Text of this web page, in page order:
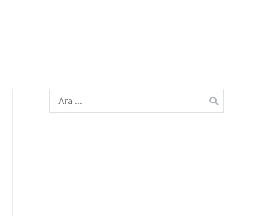
Arama: